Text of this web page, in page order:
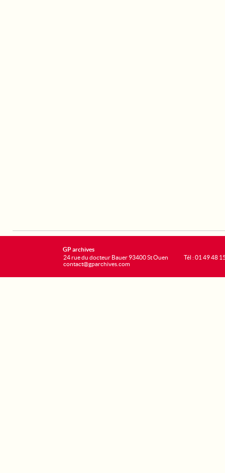
GP archives
24 rue du docteur Bauer 93400 St Ouen
contact@gparchives.com
Tél : 01 49 48